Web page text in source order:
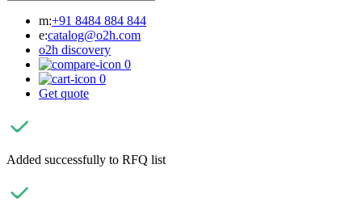
m:+91 8484 884 844
e:catalog@o2h.com
o2h discovery
0
0
Get quote
Added successfully to RFQ list